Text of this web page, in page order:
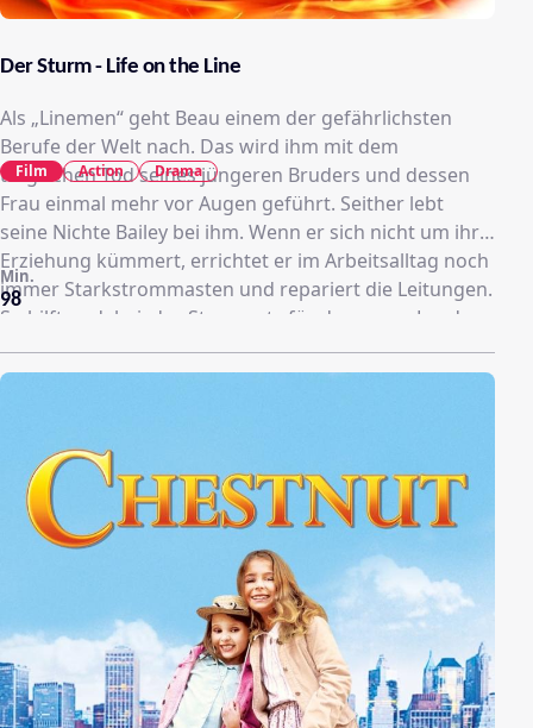
Der Sturm - Life on the Line
Als „Linemen“ geht Beau einem der gefährlichsten
Berufe der Welt nach. Das wird ihm mit dem
tragischen Tod seines jüngeren Bruders und dessen
Frau einmal mehr vor Augen geführt. Seither lebt
seine Nichte Bailey bei ihm. Wenn er sich nicht um ihre
Erziehung kümmert, errichtet er im Arbeitsalltag noch
immer Starkstrommasten und repariert die Leitungen.
So hilft er dabei, das Stromnetz für das ganze Land am
Laufen zu halten. Als Jahre später Baileys Freund
Duncan auch in den Dienst als „Linemen“ treten will,
– und auch seiner Mutter – erst einmal beiseitelegen,
als sich ein Jahrhundertsturm ankündigt. Beau und
Duncan müssen zusammenarbeiten, um die
Stromversorgung aufrecht zu erhalten, denn ohne die
Elektrizität stehen viele Menschenleben auf dem Spiel.
98
Min.
Film Action Drama